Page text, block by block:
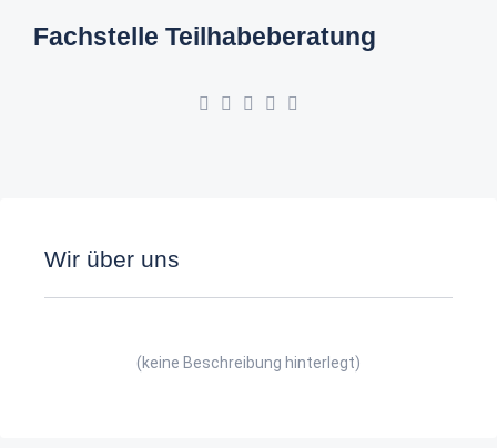
Fachstelle Teilhabeberatung
Wir über uns
(keine Beschreibung hinterlegt)